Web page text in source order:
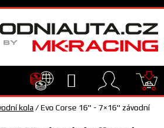
Hledat
kola /Evo Corse 16" - 7×16" závodní